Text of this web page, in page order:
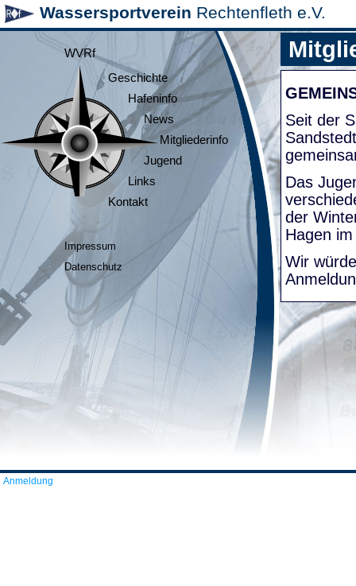
Wassersportverein Rechtenfleth e.V.
WVRf
Geschichte
Hafeninfo
News
Mitgliederinfo
Jugend
Links
Kontakt
Impressum
Datenschutz
Seit der
Das
der
Hagen
Wir
Anmeldung